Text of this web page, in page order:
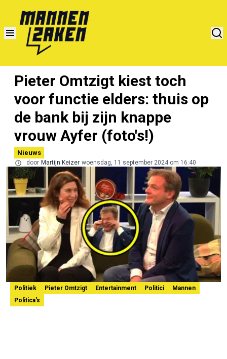
Pieter Omtzigt kiest toch
voor functie elders: thuis op
de bank bij zijn knappe
vrouw Ayfer (foto's!)
Nieuws
door Martijn Keizer woensdag, 11 september 2024 om 16:40
Politiek Pieter Omtzigt Entertainment Politici
Mannen
Politica's